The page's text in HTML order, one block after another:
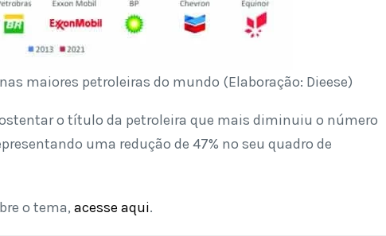
maiores petroleiras do mundo (Elaboração: Dieese)
o título da petroleira que mais diminuiu o número
uma redução de 47% no seu quadro de
o tema, acesse aqui.